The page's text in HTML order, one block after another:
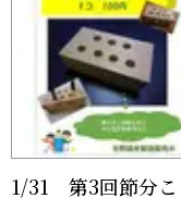
1/31 第3回節分こ